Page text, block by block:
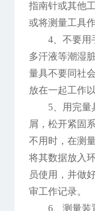
指南针或其他
或将测量工具
4、不要用
多汗液等潮湿
量具不要同社
放在一起工作
5、用完量
屑，松开紧固
不用时，在测
将其数据放入
员使用，并做
审工作记录。
6、测量装